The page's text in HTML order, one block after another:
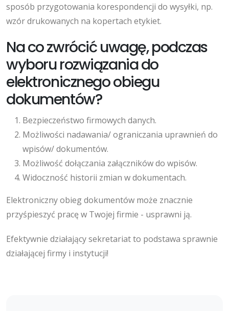
sposób przygotowania korespondencji do wysyłki, np.
wzór drukowanych na kopertach etykiet.
Na co zwrócić uwagę, podczas
wyboru rozwiązania do
elektronicznego obiegu
dokumentów?
Bezpieczeństwo firmowych danych.
Możliwości nadawania/ ograniczania uprawnień do
wpisów/ dokumentów.
Możliwość dołączania załączników do wpisów.
Widoczność historii zmian w dokumentach.
Elektroniczny obieg dokumentów może znacznie
przyśpieszyć pracę w Twojej firmie - usprawni ją.
Efektywnie działający sekretariat to podstawa sprawnie
działającej firmy i instytucji!